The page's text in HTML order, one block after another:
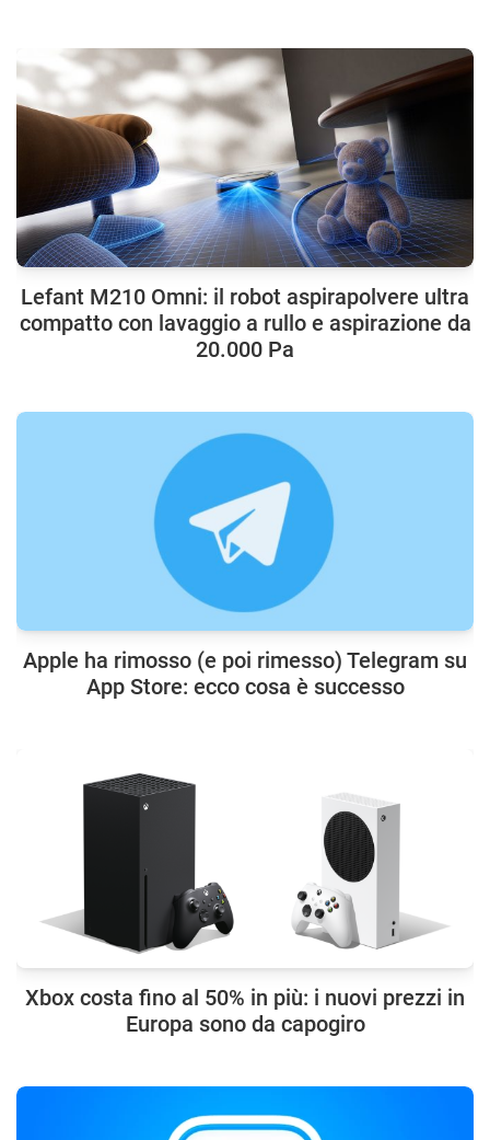
Lefant M210 Omni: il robot aspirapolvere ultra
compatto con lavaggio a rullo e aspirazione da
20.000 Pa
Apple ha rimosso (e poi rimesso) Telegram su
App Store: ecco cosa è successo
Xbox costa fino al 50% in più: i nuovi prezzi in
Europa sono da capogiro